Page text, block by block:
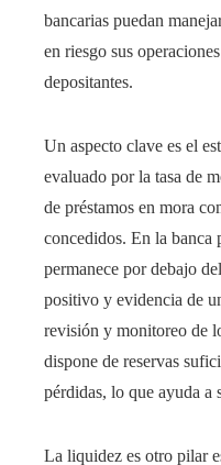
bancarias puedan
en riesgo sus
depositantes.
Un aspecto clave es el
evaluado por la tasa de
de préstamos en mora
concedidos. En la banca
permanece por debajo
positivo y evidencia de
revisión y monitoreo de
dispone de reservas
pérdidas, lo que ayuda a
La liquidez es otro pilar